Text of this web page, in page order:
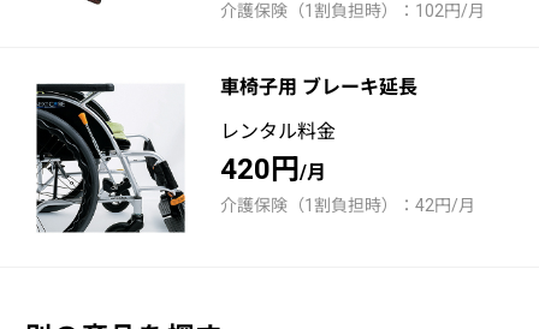
介護保険（1割負担時）：102円/月
車椅子用 ブレーキ延長
レンタル料金
420円/月
介護保険（1割負担時）：42円/月